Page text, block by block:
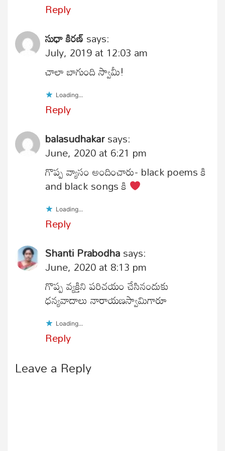
Reply
సుధా కిరణ్says:
July, 2019 at 12:03 am
చాలా బాగుంది స్వామీ!
Loading...
Reply
balasudhakarsays:
June, 2020 at 6:21 pm
గొప్ప వ్యాసం అందించారు- black poems కి
and black songs కి
Loading...
Reply
Shanti Prabodhasays:
June, 2020 at 8:13 pm
గొప్ప వ్యక్తిని పరిచయం చేసినందుకు
ధన్యవాదాలు నారాయణస్వామిగారూ
Loading...
Reply
Leave a Reply